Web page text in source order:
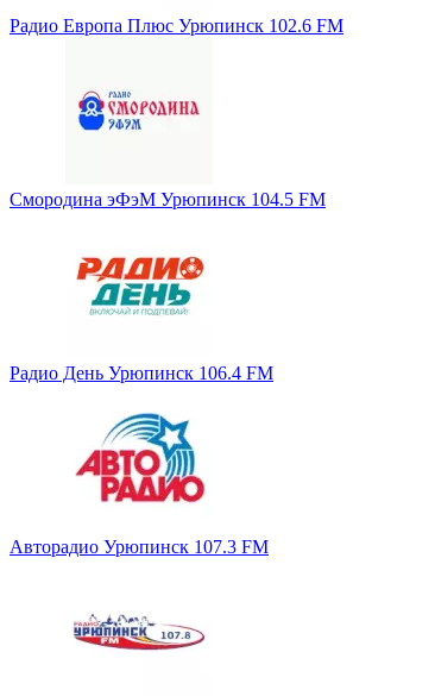
Радио Европа Плюс Урюпинск 102.6 FM
Смородина эФэМ Урюпинск 104.5 FM
Радио День Урюпинск 106.4 FM
Авторадио Урюпинск 107.3 FM